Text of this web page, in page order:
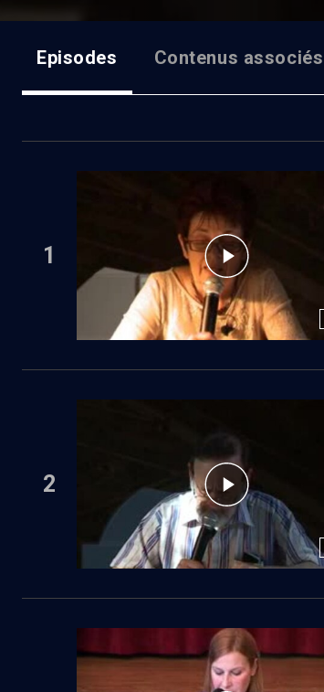
Episodes Contenus associés
1
2